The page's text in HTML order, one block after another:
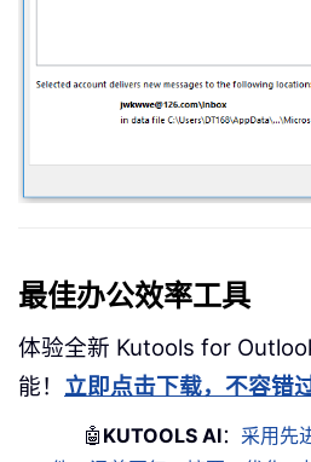
最佳办公效率工具
体验全新 Kutools for
能！ 立即点击下载，不容错过
🤖 KUTOOLS AI： 采用先